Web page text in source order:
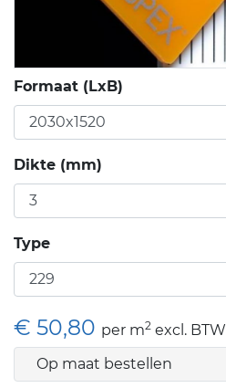
Formaat (LxB)
Dikte (mm)
Type
€ 50,80 per m2 excl. BTW
Op maat bestellen